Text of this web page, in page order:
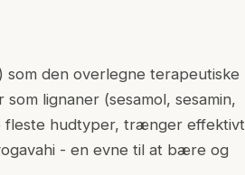
som den overlegne terapeutiske
lignaner (sesamol, sesamin,
fleste hudtyper, trænger effektivt
- en evne til at bære og